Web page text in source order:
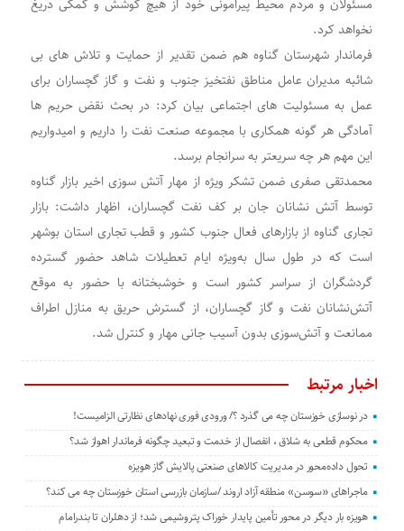
مسئولان و مردم محیط‌ پیرامونی خود از هیچ کوشش و کمکی دریغ
نخواهد کرد.
فرماندار شهرستان گناوه هم ضمن تقدیر از حمایت و تلاش های بی
شائبه مدیران عامل مناطق نفتخیز جنوب و نفت و گاز گچساران برای
عمل به مسئولیت های اجتماعی بیان کرد: در بحث نقض حریم ها
آمادگی هر گونه همکاری با مجموعه‌ صنعت نفت را داریم و امیدواریم
این مهم هر چه سریعتر به سرانجام برسد.
محمدتقی صفری ضمن تشکر ویژه از مهار آتش سوزی اخیر بازار گناوه
توسط آتش نشانان جان بر کف نفت گچساران، اظهار داشت: بازار
تجاری گناوه از بازارهای فعال جنوب کشور و قطب تجاری استان بوشهر
است که در طول سال به‌ویژه ایام تعطیلات شاهد حضور گسترده
گردشگران از سراسر کشور است و خوشبختانه با حضور به موقع
آتش‌نشانان نفت و گاز گچساران، از گسترش حریق به منازل اطراف
ممانعت و آتش‌سوزی بدون آسیب جانی مهار و کنترل شد.
اخبار مرتبط
در نوسازی خوزستان چه می گذرد ؟/ ورودی فوری نهادهای نظارتی الزامیست!
محکوم قطعی به شلاق ، انفصال از خدمت و تبعید چگونه فرماندار اهواز شد؟
تحول داده‌محور در مدیریت کالاهای صنعتی پالایش گاز هویزه
ماجراهای «سوسن» منطقه آزاد اروند /سازمان بازرسی استان خوزستان چه می کند؟
هویزه بار دیگر در محور تأمین پایدار خوراک پتروشیمی شد؛ از دهلران تا بندرامام